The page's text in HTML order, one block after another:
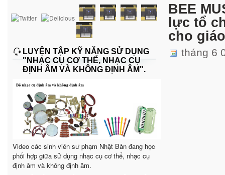
LUYỆN TẬP KỸ NĂNG SỬ DỤNG
"NHẠC CỤ CƠ THỂ, NHẠC CỤ
ĐỊNH ÂM VÀ KHÔNG ĐỊNH ÂM".
Video các sinh viên sư phạm Nhật Bản đang học
phối hợp giữa sử dụng nhạc cụ cơ thể, nhạc cụ
định âm và không định âm.
BEE
lực tổ
cho
tháng 6